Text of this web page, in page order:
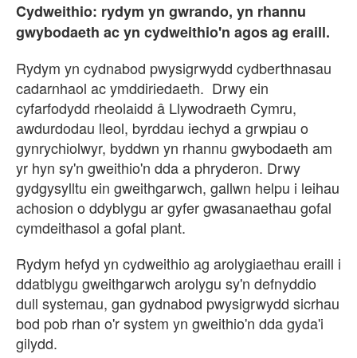
Cydweithio: rydym yn gwrando, yn rhannu
gwybodaeth ac yn cydweithio'n agos ag eraill.
Rydym yn cydnabod pwysigrwydd cydberthnasau
cadarnhaol ac ymddiriedaeth. Drwy ein
cyfarfodydd rheolaidd â Llywodraeth Cymru,
awdurdodau lleol, byrddau iechyd a grwpiau o
gynrychiolwyr, byddwn yn rhannu gwybodaeth am
yr hyn sy'n gweithio'n dda a phryderon. Drwy
gydgysylltu ein gweithgarwch, gallwn helpu i leihau
achosion o ddyblygu ar gyfer gwasanaethau gofal
cymdeithasol a gofal plant.
Rydym hefyd yn cydweithio ag arolygiaethau eraill i
ddatblygu gweithgarwch arolygu sy'n defnyddio
dull systemau, gan gydnabod pwysigrwydd sicrhau
bod pob rhan o'r system yn gweithio'n dda gyda'i
gilydd.